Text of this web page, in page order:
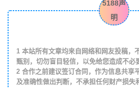
5188声
明
1本站所有文章均来自网络和网友投稿，
甄别，切勿盲目轻信，以免给您造成不必
2合作之前建议签订合同，作为信息共享
及准确性做出判断，不承担任何财产损失